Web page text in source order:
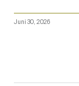
Juni 30, 2026